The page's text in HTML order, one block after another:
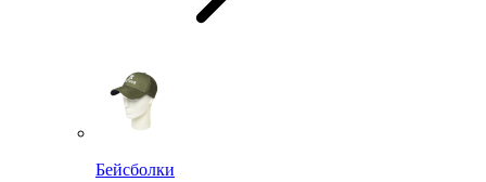
Бейсболки